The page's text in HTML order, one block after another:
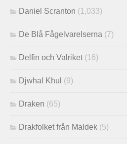
Daniel Scranton (1,033)
De Blå Fågelvarelserna (7)
Delfin och Valriket (16)
Djwhal Khul (9)
Draken (65)
Drakfolket från Maldek (5)